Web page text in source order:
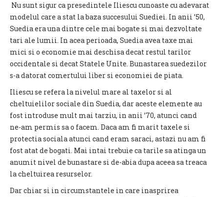
Nu sunt sigur ca presedintele Iliescu cunoaste cu adevarat
modelul care a stat la baza succesului Suediei. In anii ’50,
Suedia era una dintre cele mai bogate si mai dezvoltate
tari ale lumii. In acea perioada, Suedia avea taxe mai
mici si o economie mai deschisa decat restul tarilor
occidentale si decat Statele Unite. Bunastarea suedezilor
s-a datorat comertului liber si economiei de piata.
Iliescu se refera la nivelul mare al taxelor si al
cheltuielilor sociale din Suedia, dar aceste elemente au
fost introduse mult mai tarziu, in anii ’70, atunci cand
ne-am permis sa o facem. Daca am fi marit taxele si
protectia sociala atunci cand eram saraci, astazi nu am fi
fost atat de bogati. Mai intai trebuie ca tarile sa atinga un
anumit nivel de bunastare si de-abia dupa aceea sa treaca
la cheltuirea resurselor.
Dar chiar si in circumstantele in care inasprirea